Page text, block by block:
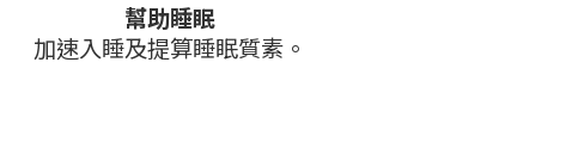
幫助睡眠
加速入睡及提算睡眠質素。